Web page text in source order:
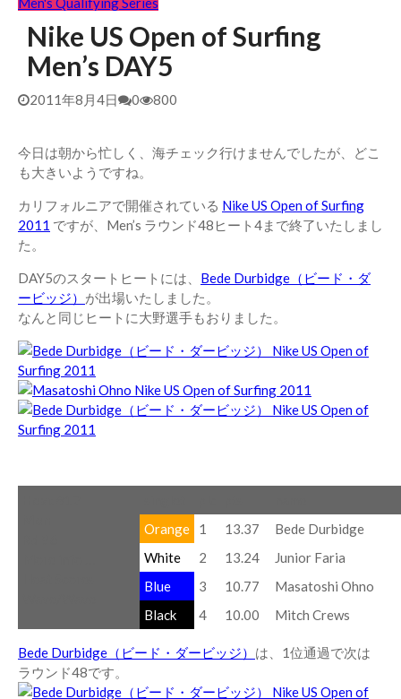
Nike US Open of Surfing
Men’s DAY5
2011年8月4日 0 800
今日は朝から忙しく、海チェック行けませんでしたが、どこ
も大きいようですね。
カリフォルニアで開催されている Nike US Open of Surfing
2011 ですが、Men’s ラウンド48ヒート4まで終了いたしまし
た。
DAY5のスタートヒートには、 Bede Durbidge（ビード・ダ
ービッジ） が出場いたしました。
なんと同じヒートに大野選手もおりました。
Orange
1 13.37
Bede Durbidge
White
2 13.24
Junior Faria
Blue
3 10.77
Masatoshi Ohno
Black
4 10.00 Mitch Crews
Bede Durbidge（ビード・ダービッジ） は、1位通過で次は
ラウンド48です。